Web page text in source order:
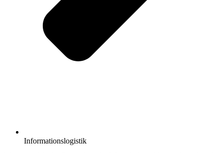
Informationslogistik